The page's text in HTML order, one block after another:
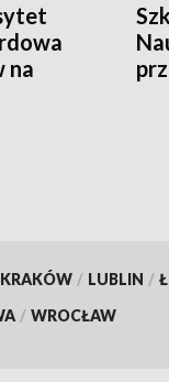
na
KRAKÓW / LUBLIN /
/ WROCŁAW